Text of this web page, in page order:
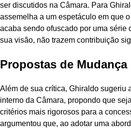
ser discutidos na Câmara. Para
assemelha a um espetáculo em que
acaba sendo ofuscado por uma série
sua visão, não trazem contribuição
Propostas de Mudança
Além de sua crítica, Ghiraldo sugeriu
interno da Câmara, propondo que
critérios mais rigorosos para a
argumentou que, ao adotar uma